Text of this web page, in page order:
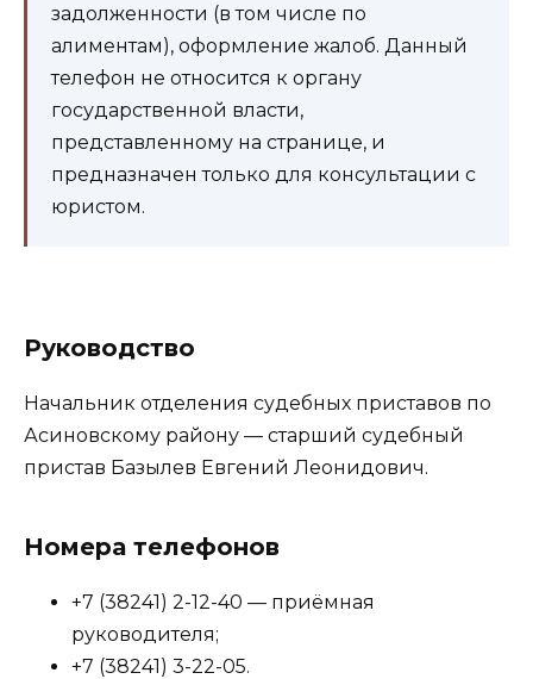
задолженности (в том числе по
алиментам), оформление жалоб. Данный
телефон не относится к органу
государственной власти,
представленному на странице, и
предназначен только для консультации с
юристом.
Руководство
Начальник отделения судебных приставов по
Асиновскому району — старший судебный
пристав Базылев Евгений Леонидович.
Номера телефонов
+7 (38241) 2-12-40 — приёмная
руководителя;
+7 (38241) 3-22-05.